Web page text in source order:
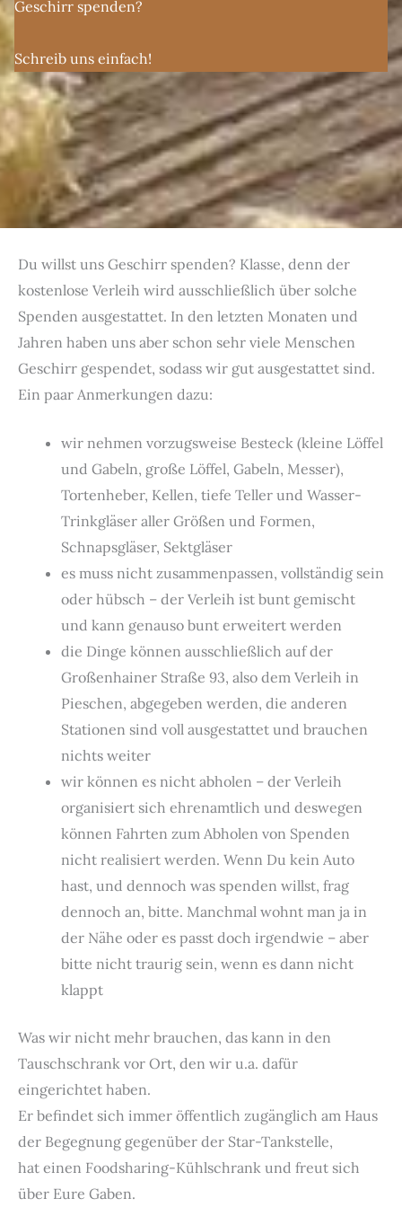
Geschirr spenden?
Schreib uns einfach!
Du willst uns Geschirr spenden? Klasse, denn der
kostenlose Verleih wird ausschließlich über solche
Spenden ausgestattet. In den letzten Monaten und
Jahren haben uns aber schon sehr viele Menschen
Geschirr gespendet, sodass wir gut ausgestattet sind.
Ein paar Anmerkungen dazu:
wir nehmen vorzugsweise Besteck (kleine Löffel
und Gabeln, große Löffel, Gabeln, Messer),
Tortenheber, Kellen, tiefe Teller und Wasser-
Trinkgläser aller Größen und Formen,
Schnapsgläser, Sektgläser
es muss nicht zusammenpassen, vollständig sein
oder hübsch – der Verleih ist bunt gemischt
und kann genauso bunt erweitert werden
die Dinge können ausschließlich auf der
Großenhainer Straße 93, also dem Verleih in
Pieschen, abgegeben werden, die anderen
Stationen sind voll ausgestattet und brauchen
nichts weiter
wir können es nicht abholen – der Verleih
organisiert sich ehrenamtlich und deswegen
können Fahrten zum Abholen von Spenden
nicht realisiert werden. Wenn Du kein Auto
hast, und dennoch was spenden willst, frag
dennoch an, bitte. Manchmal wohnt man ja in
der Nähe oder es passt doch irgendwie – aber
bitte nicht traurig sein, wenn es dann nicht
klappt
Was wir nicht mehr brauchen, das kann in den
Tauschschrank vor Ort, den wir u.a. dafür
eingerichtet haben.
Er befindet sich immer öffentlich zugänglich am Haus
der Begegnung gegenüber der Star-Tankstelle,
hat einen Foodsharing-Kühlschrank und freut sich
über Eure Gaben.